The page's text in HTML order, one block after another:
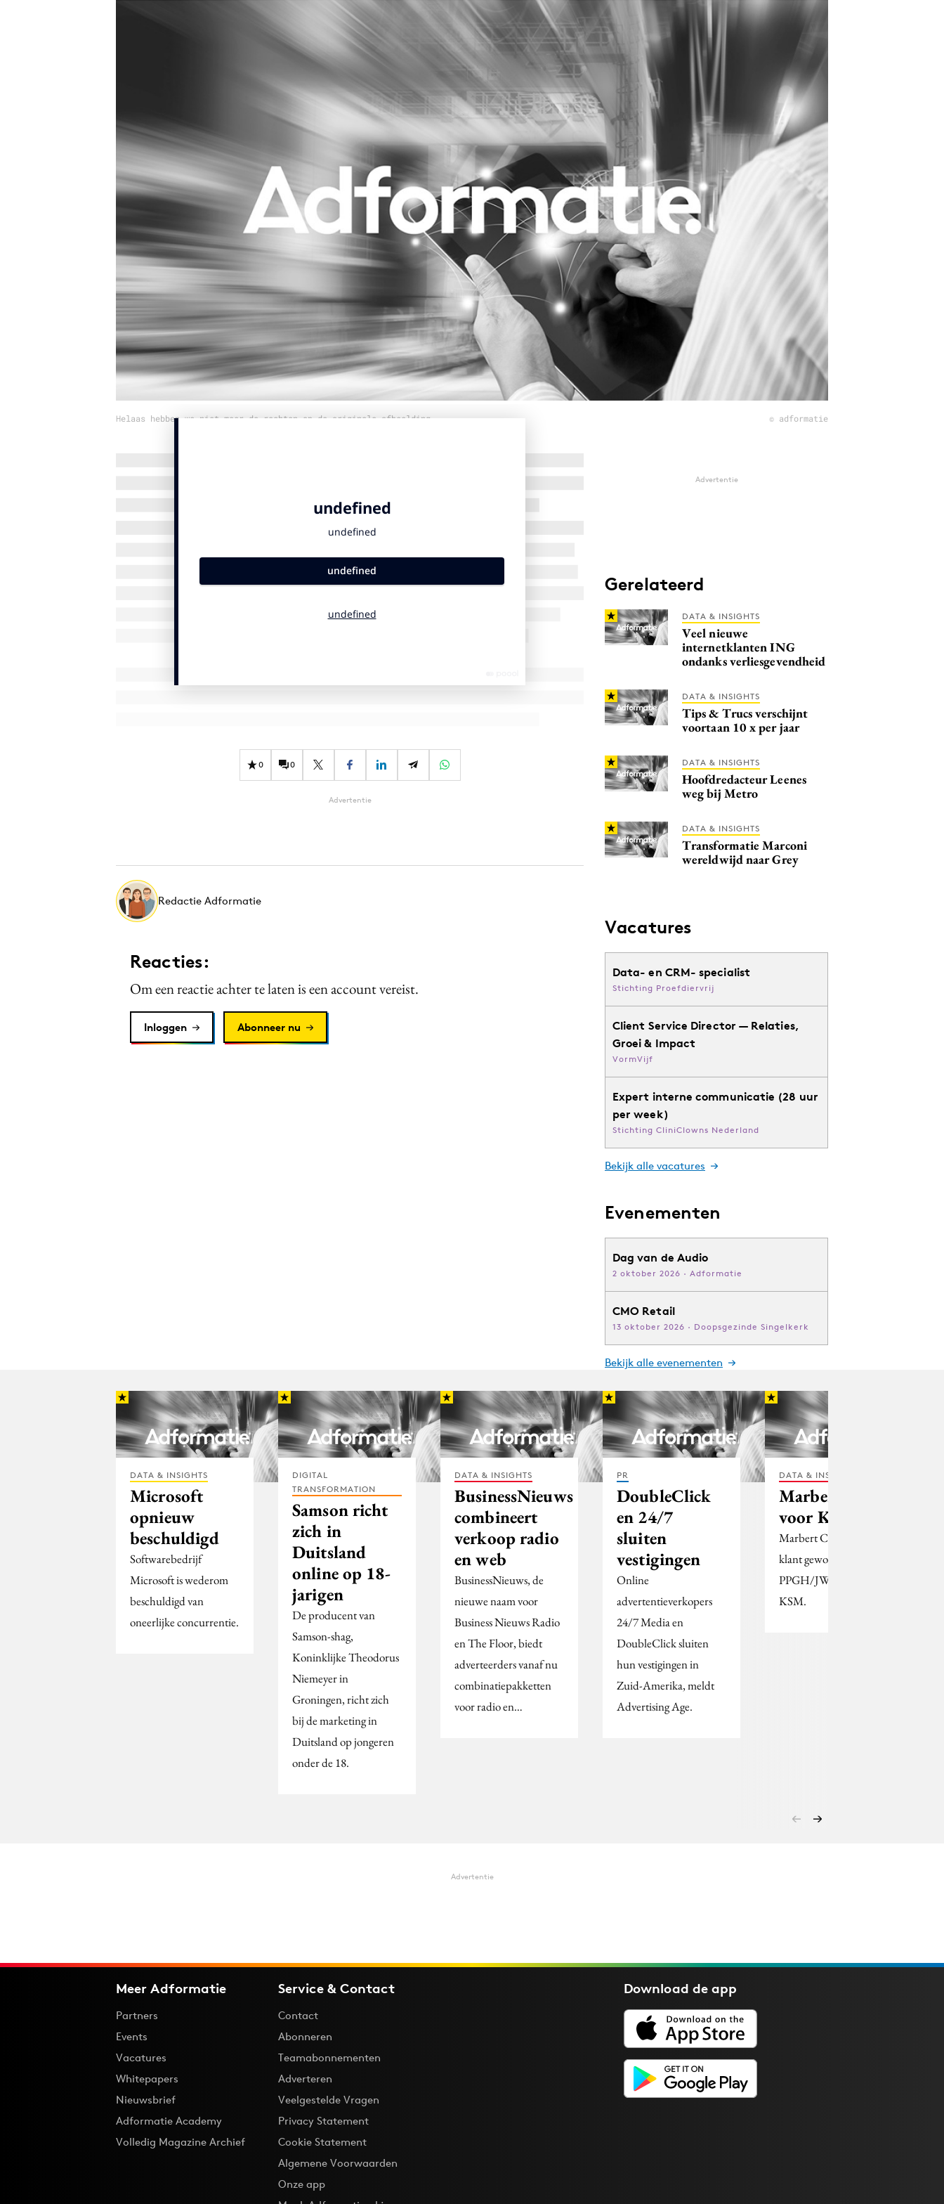
Influencer marketing
Interne communicatie
Purpose Marketing
Reputatie & crisis
Helaas hebben we niet meer de rechten op de originele afbeelding © adformatie
0 0
Advertentie
Redactie Adformatie
Reacties:
Om een reactie achter te laten is een account vereist.
Inloggen Abonneer nu
Advertentie
Gerelateerd
DATA & INSIGHTS
Veel nieuwe
internetklanten ING
ondanks verliesgevendheid
DATA & INSIGHTS
Tips & Trucs verschijnt
voortaan 10 x per jaar
DATA & INSIGHTS
Hoofdredacteur Leenes
weg bij Metro
DATA & INSIGHTS
Transformatie Marconi
wereldwijd naar Grey
Vacatures
Data- en CRM- specialist
Stichting Proefdiervrij
Client Service Director — Relaties,
Groei & Impact
VormVijf
Expert interne communicatie (28 uur
per week)
Stichting CliniClowns Nederland
Bekijk alle vacatures
Evenementen
Dag van de Audio
2 oktober 2026 · Adformatie
CMO Retail
13 oktober 2026 · Doopsgezinde Singelkerk
Bekijk alle evenementen
DATA & INSIGHTS
Microsoft
opnieuw
beschuldigd
Softwarebedrijf
Microsoft is wederom
beschuldigd van
oneerlijke concurrentie.
DIGITAL
TRANSFORMATION
Samson richt
zich in
Duitsland
online op 18-
jarigen
De producent van
Samson-shag,
Koninklijke Theodorus
Niemeyer in
Groningen, richt zich
bij de marketing in
Duitsland op jongeren
onder de 18.
DATA & INSIGHTS
BusinessNieuws
combineert
verkoop radio
en web
BusinessNieuws, de
nieuwe naam voor
Business Nieuws Radio
en The Floor, biedt
adverteerders vanaf nu
combinatiepakketten
voor radio en…
PR
DoubleClick
en 24/7
sluiten
vestigingen
Online
advertentieverkopers
24/7 Media en
DoubleClick sluiten
hun vestigingen in
Zuid-Amerika, meldt
Advertising Age.
DATA & INSIGHTS
Marbert kiest
voor KSM
Marbert Cosmetics is
klant geworden bij
PPGH/JWT-dochter
KSM.
Advertentie
Meer Adformatie
Partners
Events
Vacatures
Whitepapers
Nieuwsbrief
Adformatie Academy
Volledig Magazine Archief
Service & Contact
Contact
Abonneren
Teamabonnementen
Adverteren
Veelgestelde Vragen
Privacy Statement
Cookie Statement
Algemene Voorwaarden
Onze app
Download deapp